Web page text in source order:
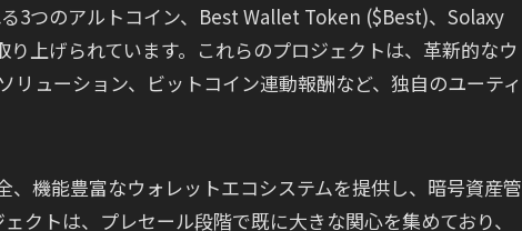
3つのアルトコイン、Best Wallet Token ($Best)、Solaxy
上げられています。これらのプロジェクトは、革新的なウ
ューション、ビットコイン連動報酬など、独自のユーティ
機能豊富なウォレットエコシステムを提供し、暗号資産管
クトは、プレセール段階で既に大きな関心を集めており、